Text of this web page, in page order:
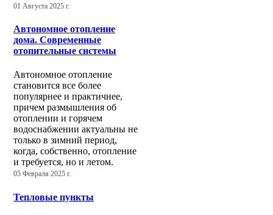
01 Августа 2025 г.
Автономное отопление
дома. Современные
отопительные системы
Автономное отопление
становится все более
популярнее и практичнее,
причем размышления об
отоплении и горячем
водоснабжении актуальны не
только в зимний период,
когда, собственно, отопление
и требуется, но и летом.
05 Февраля 2025 г.
Тепловые пункты